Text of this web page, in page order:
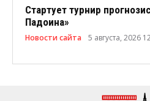
Стартует турнир
Падоина»
Новости сайта 5 августа, 2026